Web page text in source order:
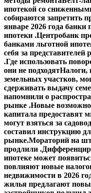
ипотекой со
собираются запретить
январе 2026 года банки
ипотеки .Центробанк
банками льготной
себя за
.Где использовать
они не подходятНалоги,
земельных участков,
сдерживать выдачу
напомнили о
рынке .Новые
капитала предоставят
могут взяться за
составил инструкцию
рынке.Мораторий на
продлили .
ипотеке может
повлияют новые
недвижимости в 2026
жилья предлагают